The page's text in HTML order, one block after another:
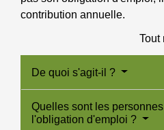
contribution annuelle.
Tout
De quoi s'agit-il ?
Quelles sont les
l'obligation d'emploi ?